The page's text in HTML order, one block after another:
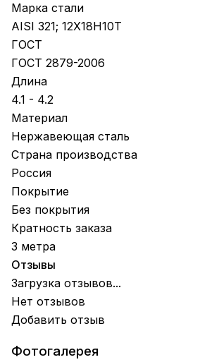
Марка стали
AISI 321; 12Х18Н10Т
ГОСТ
ГОСТ 2879-2006
Длина
4.1 - 4.2
Материал
Нержавеющая сталь
Страна производства
Россия
Покрытие
Без покрытия
Кратность заказа
3 метра
Отзывы
Загрузка отзывов...
Нет отзывов
Добавить отзыв
Фотогалерея